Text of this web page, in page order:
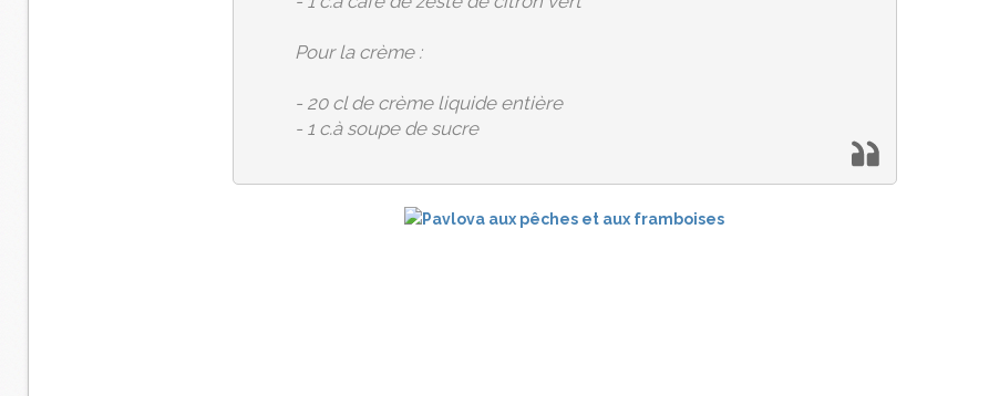
Pour la crème :
- 20 cl de crème liquide entière
- 1 c.à soupe de sucre